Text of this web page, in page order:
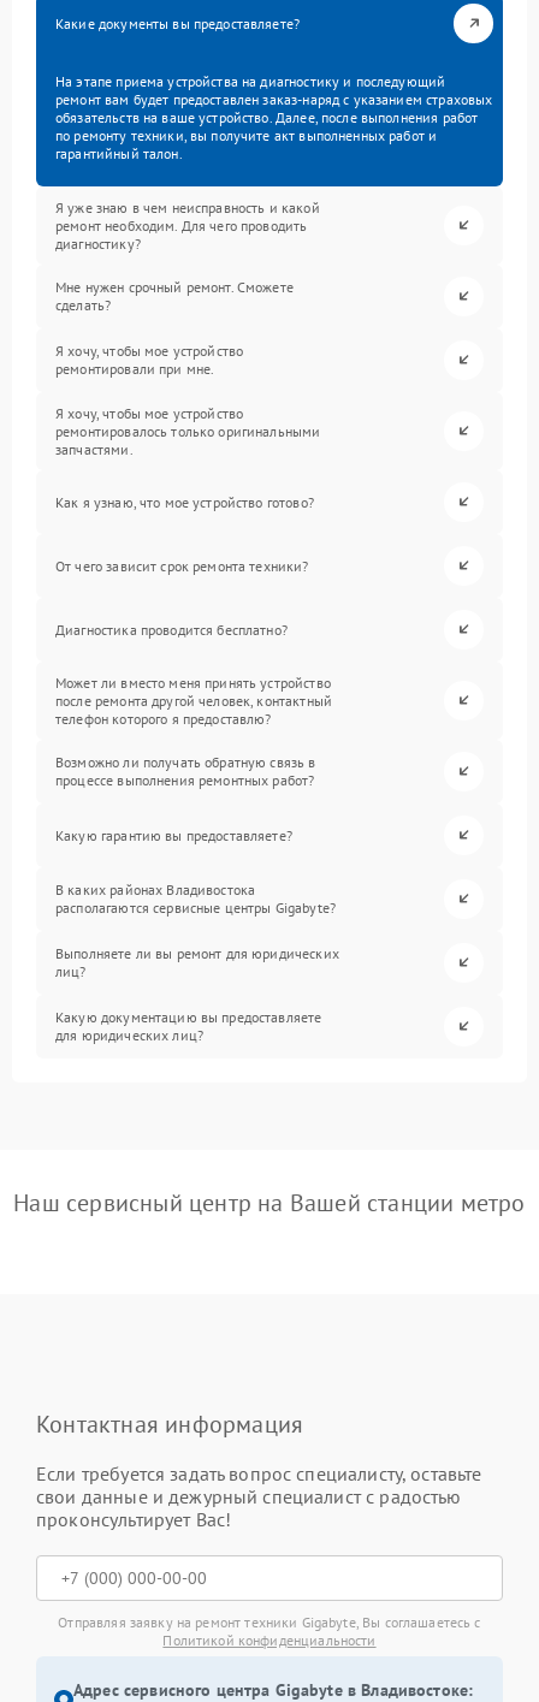
Какие документы вы предоставляете?
На этапе приема устройства на диагностику и последующий
ремонт вам будет предоставлен заказ-наряд с указанием страховых
обязательств на ваше устройство. Далее, после выполнения работ
по ремонту техники, вы получите акт выполненных работ и
гарантийный талон.
Я уже знаю в чем неисправность и какой
ремонт необходим. Для чего проводить
диагностику?
Мне нужен срочный ремонт. Сможете
сделать?
Я хочу, чтобы мое устройство
ремонтировали при мне.
Я хочу, чтобы мое устройство
ремонтировалось только оригинальными
запчастями.
Как я узнаю, что мое устройство готово?
От чего зависит срок ремонта техники?
Диагностика проводится бесплатно?
Может ли вместо меня принять устройство
после ремонта другой человек, контактный
телефон которого я предоставлю?
Возможно ли получать обратную связь в
процессе выполнения ремонтных работ?
Какую гарантию вы предоставляете?
В каких районах Владивостока
располагаются сервисные центры Gigabyte?
Выполняете ли вы ремонт для юридических
лиц?
Какую документацию вы предоставляете
для юридических лиц?
Наш сервисный центр на Вашей станции метро
Контактная информация
Если требуется задать вопрос специалисту, оставьте
свои данные и дежурный специалист с радостью
проконсультирует Вас!
Отправляя заявку на ремонт техники Gigabyte, Вы соглашаетесь с
Политикой конфиденциальности
Адрес сервисного центра Gigabyte в Владивостоке: